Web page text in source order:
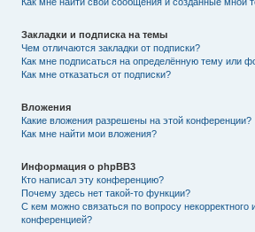
Закладки и подписка на темы
Чем отличаются закладки от подписки?
Как мне подписаться на определённую тему или
Как мне отказаться от подписки?
Вложения
Какие вложения разрешены на этой конференции?
Как мне найти мои вложения?
Информация о phpBB3
Кто написал эту конференцию?
Почему здесь нет такой-то функции?
С кем можно связаться по вопросу
конференцией?